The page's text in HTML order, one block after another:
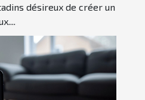
désireux de créer un